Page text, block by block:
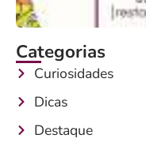
Categorias
Curiosidades
Dicas
Destaque